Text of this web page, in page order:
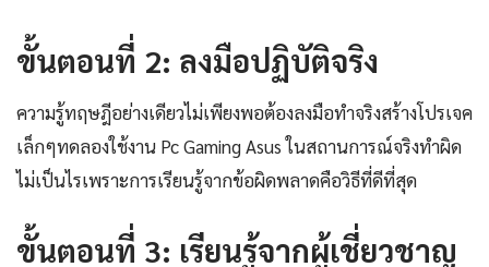
ขั้นตอนที่ 2: ลงมือปฏิบัติจริง
ความรู้ทฤษฎีอย่างเดียวไม่เพียงพอต้องลงมือทำจริงสร้างโปรเจค
เล็กๆทดลองใช้งาน Pc Gaming Asus ในสถานการณ์จริงทำผิด
ไม่เป็นไรเพราะการเรียนรู้จากข้อผิดพลาดคือวิธีที่ดีที่สุด
ขั้นตอนที่ 3: เรียนรู้จากผู้เชี่ยวชาญ